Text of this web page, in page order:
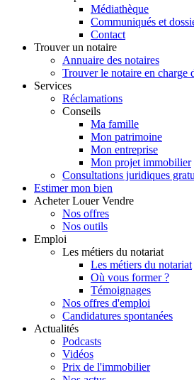
Médiathèque
Communiqués et
Contact
Trouver un notaire
Annuaire des notaires
Trouver le notaire en charge
Services
Réclamations
Conseils
Ma famille
Mon patrimoine
Mon entreprise
Mon projet immobilier
Consultations juridiques
Estimer mon bien
Acheter Louer Vendre
Nos offres
Nos outils
Emploi
Les métiers du notariat
Les métiers du notariat
Où vous former ?
Témoignages
Nos offres d'emploi
Candidatures spontanées
Actualités
Podcasts
Vidéos
Prix de l'immobilier